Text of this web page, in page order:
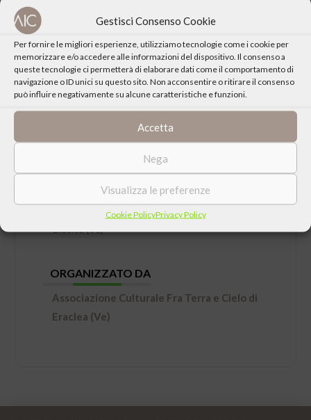
Gestisci Consenso Cookie
Per fornire le migliori esperienze, utilizziamo tecnologie come i cookie per
memorizzare e/o accedere alle informazioni del dispositivo. Il consenso a
queste tecnologie ci permetterà di elaborare dati come il comportamento di
navigazione o ID unici su questo sito. Non acconsentire o ritirare il consenso
può influire negativamente su alcune caratteristiche e funzioni.
Accetta
Nega
Visualizza le preferenze
Cookie PolicyPrivacy Policy
LUOGO
Centro di Educazione Ambientale “Ex Fornace”,
Eraclea (Ve)
ORGANIZZATO DA
Associazione Culturale Fra Terra e Cielo di
Eraclea (Ve)